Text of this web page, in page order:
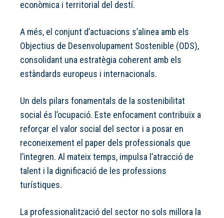
econòmica i territorial del destí.
A més, el conjunt d’actuacions s’alinea amb els
Objectius de Desenvolupament Sostenible (ODS),
consolidant una estratègia coherent amb els
estàndards europeus i internacionals.
Un dels pilars fonamentals de la sostenibilitat
social és l’ocupació. Este enfocament contribuïx a
reforçar el valor social del sector i a posar en
reconeixement el paper dels professionals que
l’integren. Al mateix temps, impulsa l’atracció de
talent i la dignificació de les professions
turístiques.
La professionalització del sector no sols millora la